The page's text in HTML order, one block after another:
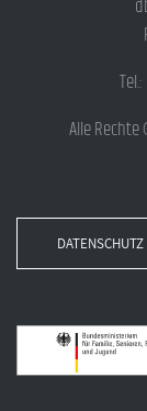
Alle
DATENSCHUTZ